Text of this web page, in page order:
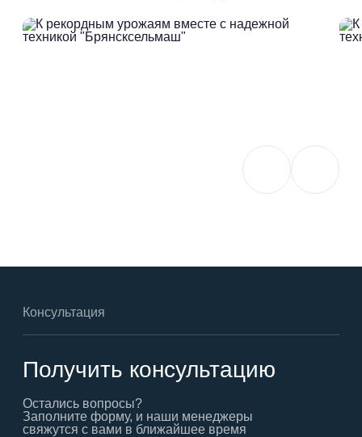
Консультация
Получить консультацию
Остались вопросы?
Заполните форму, и наши менеджеры
свяжутся с вами в ближайшее время